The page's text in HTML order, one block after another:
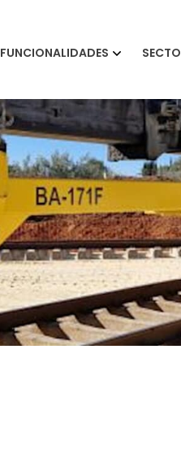
FUNCIONALIDADES